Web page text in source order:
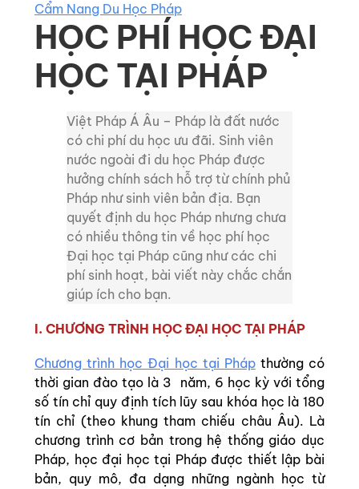
Cẩm Nang Du Học Pháp
HỌC PHÍ HỌC ĐẠI
HỌC TẠI PHÁP
Việt Pháp Á Âu – Pháp là đất nước
có chi phí du học ưu đãi. Sinh viên
nước ngoài đi du học Pháp được
hưởng chính sách hỗ trợ từ chính phủ
Pháp như sinh viên bản địa. Bạn
quyết định du học Pháp nhưng chưa
có nhiều thông tin về học phí học
Đại học tại Pháp cũng như các chi
phí sinh hoạt, bài viết này chắc chắn
giúp ích cho bạn.
I. CHƯƠNG TRÌNH HỌC ĐẠI HỌC TẠI PHÁP
Chương trình học Đại học tại Phápthường có
thời gian đào tạo là 3 năm, 6 học kỳ với tổng
số tín chỉ quy định tích lũy sau khóa học là 180
tín chỉ (theo khung tham chiếu châu Âu). Là
chương trình cơ bản trong hệ thống giáo dục
Pháp, học đại học tại Pháp được thiết lập bài
bản, quy mô, đa dạng những ngành học từ